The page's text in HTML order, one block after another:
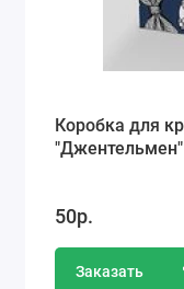
Коробка для
"Джентельмен"
50р.
Заказать